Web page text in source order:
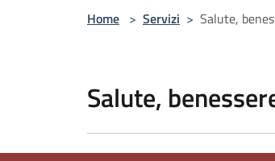
Home > Servizi > Salute,
Salute,